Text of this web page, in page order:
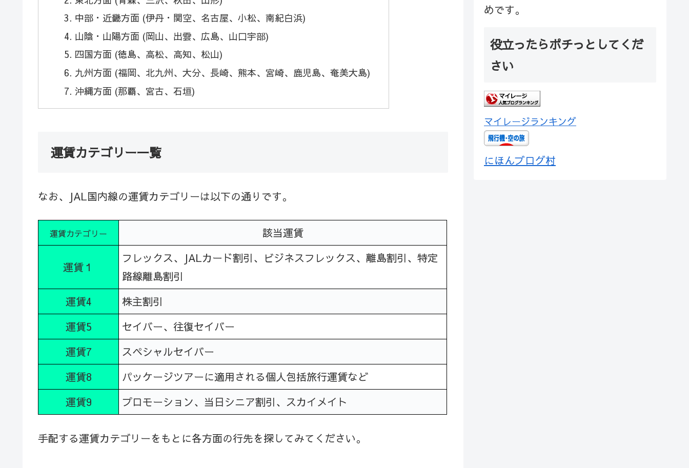
中部・近畿方面 (伊丹・関空、名古屋、小松、南紀白浜)
山陰・山陽方面 (岡山、出雲、広島、山口宇部)
四国方面 (徳島、高松、高知、松山)
九州方面 (福岡、北九州、大分、長崎、熊本、宮崎、鹿児島、奄美大島)
沖縄方面 (那覇、宮古、石垣)
運賃カテゴリー一覧
なお、JAL国内線の運賃カテゴリーは以下の通りです。
運賃カテゴリー 該当運賃
運賃１
フレックス、JALカード割引、ビジネスフレックス、離島割引、特定
路線離島割引
運賃4
株主割引
運賃5
セイバー、往復セイバー
運賃7
スペシャルセイバー
運賃8
パッケージツアーに適用される個人包括旅行運賃など
運賃9
プロモーション、当日シニア割引、スカイメイト
手配する運賃カテゴリーをもとに各方面の行先を探してみてください。
めです。
役立ったらポチっとしてくだ
さい
マイレージランキング
にほんブログ村